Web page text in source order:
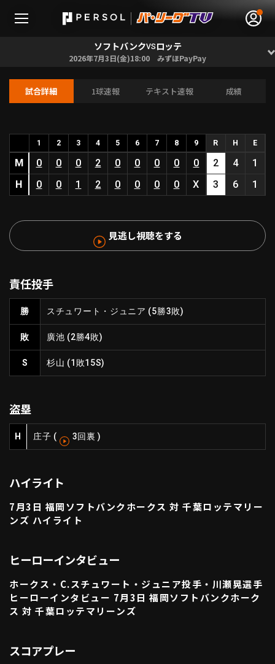
HOME
動画
ファーム東地区
ファーム中地区
ファーム西地区
交流戦
北海道日本ハムファイターズ
東北楽天ゴールデンイーグルス
埼玉西武ライオンズ
千葉ロッテマリーンズ
オリックス・バファローズ
ニュース
設定
利用規約
運営会社 （別ウィンドウで開く） よくある質問
特定商取引法の表示
ソフトバンクVS ロッテ
2026年7月3日(金)18:00 みずほPayPay
試合詳細 1球速報 テキスト速報 成績
1 2 3 4 5 6 7 8 9 R H E
M 0 0 0 2 0 0 0 0 0 2 4
1
H
0 0 1 2 0 0 0 0 X 3 6 1
見逃し視聴をする
責任投手
勝 スチュワート・ジュニア (5勝3敗)
敗 廣池 (2勝4敗)
S 杉山 (1敗15S)
盗塁
H 庄子 ( 3回裏 )
ハイライト
7月3日 福岡ソフトバンクホークス 対 千葉ロッテマリー
ンズ ハイライト
ヒーローインタビュー
ホークス・C.スチュワート・ジュニア投手・川瀬晃選手
ヒーローインタビュー 7月3日 福岡ソフトバンクホーク
ス 対 千葉ロッテマリーンズ
スコアプレー